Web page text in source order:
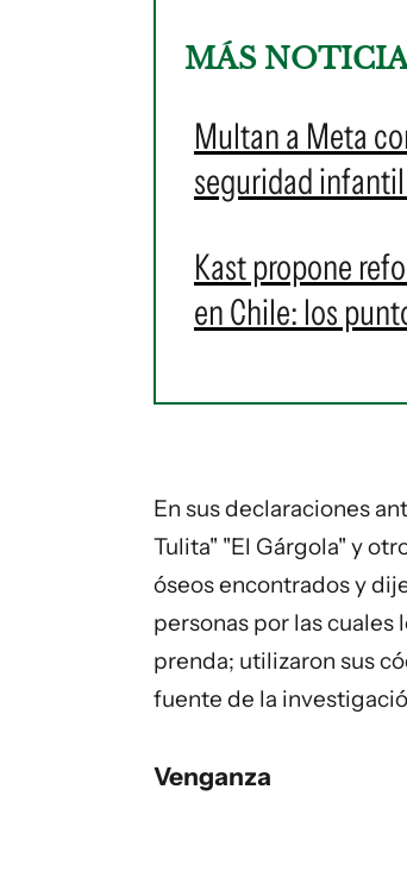
MÁS
Multan a Meta
seguridad
Kast propone
en Chile: los
En sus declaraciones
Tulita" "El Gárgola" y
óseos encontrados y
personas por las
prenda; utilizaron sus
fuente de la
Venganza